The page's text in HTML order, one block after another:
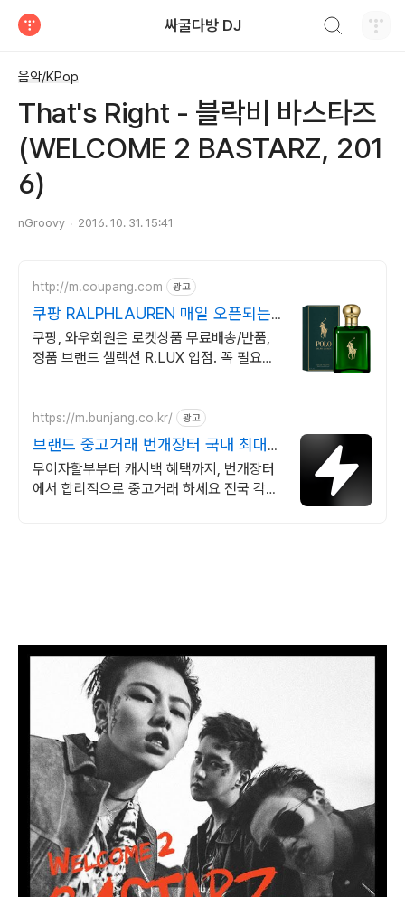
싸굴다방 DJ
음악/KPop
That's Right - 블락비 바스타즈
(WELCOME 2 BASTARZ, 201
6)
nGroovy 2016. 10. 31. 15:41
http://m.coupang.com 광고
쿠팡 RALPHLAUREN 매일 오픈되는
와우회원 특가
쿠팡, 와우회원은 로켓상품 무료배송/반품,
정품 브랜드 셀렉션 R.LUX 입점. 꼭 필요한
https://m.bunjang.co.kr/ 광고
브랜드 중고거래 번개장터 국내 최대
브랜드 중고거래
무이자할부부터 캐시백 혜택까지, 번개장터
에서 합리적으로 중고거래 하세요 전국 각지